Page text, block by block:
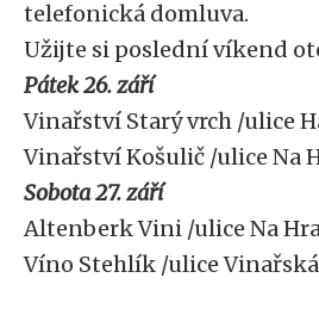
telefonická domluva.
Užijte si poslední víkend
Pátek 26. září
Vinařství Starý vrch /ulice
Vinařství Košulič /ulice Na
Sobota 27. září
Altenberk Vini /ulice Na
Víno Stehlík /ulice